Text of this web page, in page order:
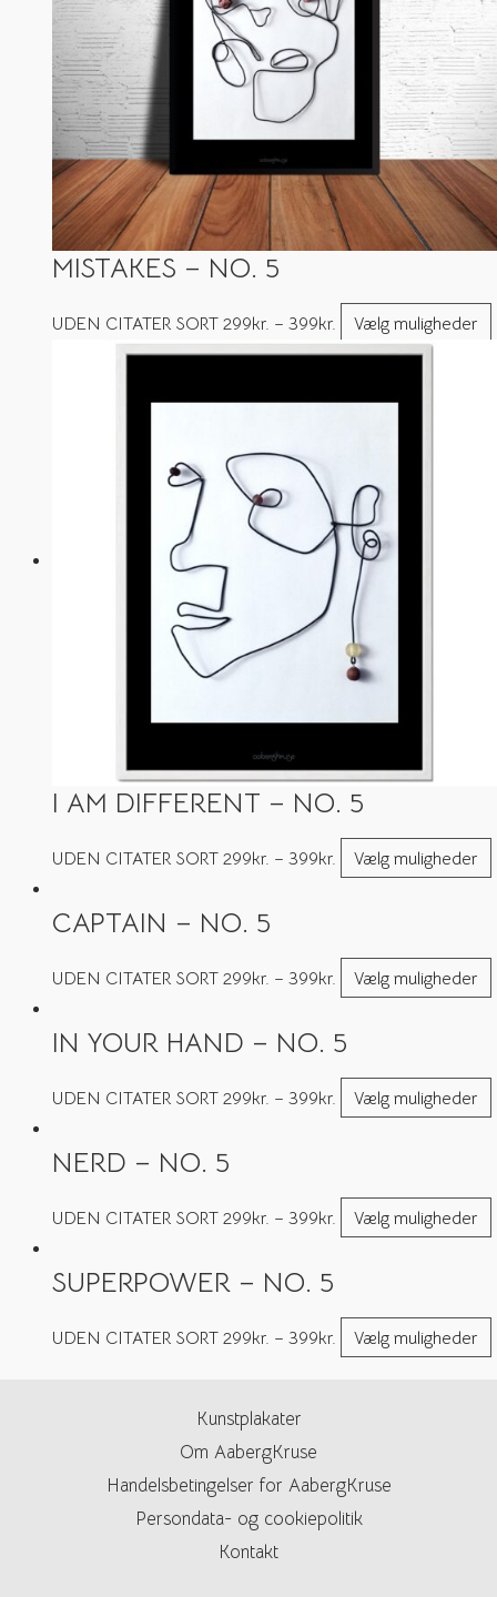
MISTAKES – NO. 5
UDEN CITATER SORT 299kr. – 399kr. Vælg muligheder
I AM DIFFERENT – NO. 5
UDEN CITATER SORT 299kr. – 399kr. Vælg muligheder
CAPTAIN – NO. 5
UDEN CITATER SORT 299kr. – 399kr. Vælg muligheder
IN YOUR HAND – NO. 5
UDEN CITATER SORT 299kr. – 399kr. Vælg muligheder
NERD – NO. 5
UDEN CITATER SORT 299kr. – 399kr. Vælg muligheder
SUPERPOWER – NO. 5
UDEN CITATER SORT 299kr. – 399kr. Vælg muligheder
Kunstplakater
Om AabergKruse
Handelsbetingelser for AabergKruse
Persondata- og cookiepolitik
Kontakt